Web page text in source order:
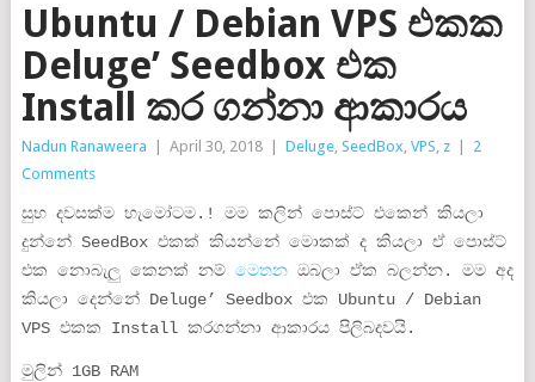
Ubuntu / Debian VPS එකක
Deluge’ Seedbox එක
Install කර ගන්නා ආකාරය
Nadun Ranaweera April 30, 2018 Deluge, SeedBox, VPS, z
2
Comments
සුභ දවසක්ම හැමෝටම.! මම කලින් පොස්ට් එකෙන් කියලා
දුන්නේ SeedBox එකක් කියන්නේ මොකක් ද කියලා ඒ පොස්ට්
එක නොබැලු කෙනක් නම් මෙතනඔබලා ඒක බලන්න. මම අද
කියලා දෙන්නේ Deluge’ Seedbox එක Ubuntu / Debian
VPS එකක Install කරගන්නා ආකාරය පිලිබදවයි.
මුලින් 1GB RAM